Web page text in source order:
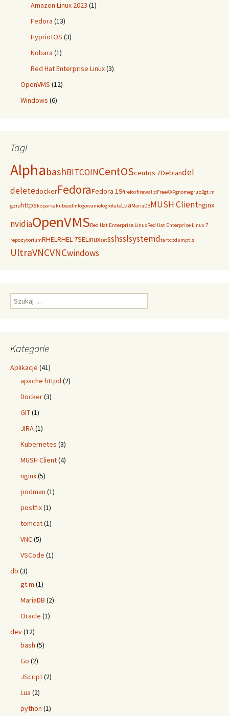
Amazon Linux 2023 (1)
Fedora (13)
HypriotOS (3)
Nobara (1)
Red Hat Enterprise Linux(3)
OpenVMS (12)
Windows (6)
Tagi
AlphabashBITCOINCentOScentos 7Debiandel
deletedockerFedoraFedora 19firefoxfirewalldFreeAXPgnomegrub2gt.m
gziphttpskoparkakubeadmlogowanielogrotateLuaMariaDBMUSH Clientnginx
nvidiaOpenVMSRed Hat Enterprise LinuxRed Hat Enterprise Linux 7
repozytoriumRHELRHEL 7SELinuxsetsshsslsystemdtartcpdumptls
UltraVNCVNCwindows
Szukaj:
Kategorie
Aplikacje (41)
apache httpd (2)
Docker(3)
GIT(1)
JIRA(1)
Kubernetes (3)
MUSH Client(4)
nginx(5)
podman (1)
postfix(1)
tomcat(1)
VNC(5)
VSCode (1)
db (3)
gt.m (1)
MariaDB (2)
Oracle (1)
dev(12)
bash (5)
Go (2)
JScript(2)
Lua (2)
python (1)